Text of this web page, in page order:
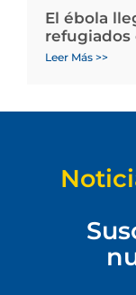
El ébola
refugiados
Leer Más >>